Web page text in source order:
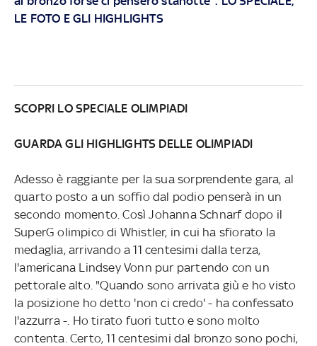
LE FOTO E GLI HIGHLIGHTS
SCOPRI LO SPECIALE OLIMPIADI
GUARDA GLI HIGHLIGHTS DELLE OLIMPIADI
Adesso è raggiante per la sua sorprendente gara, al
quarto posto a un soffio dal podio penserà in un
secondo momento. Così Johanna Schnarf dopo il
SuperG olimpico di Whistler, in cui ha sfiorato la
medaglia, arrivando a 11 centesimi dalla terza,
l'americana Lindsey Vonn pur partendo con un
pettorale alto. "Quando sono arrivata giù e ho visto
la posizione ho detto 'non ci credo' - ha confessato
l'azzurra -. Ho tirato fuori tutto e sono molto
contenta. Certo, 11 centesimi dal bronzo sono pochi,